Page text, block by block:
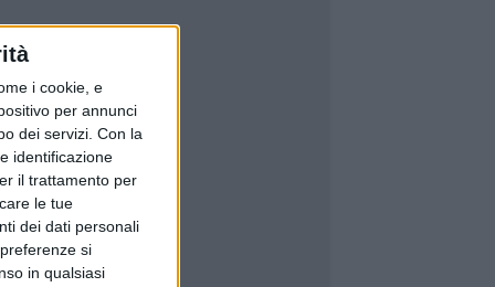
i cookie, e
per annunci
dei servizi. Con la
identificazione
il trattamento per
le tue
dei dati personali
si
in qualsiasi